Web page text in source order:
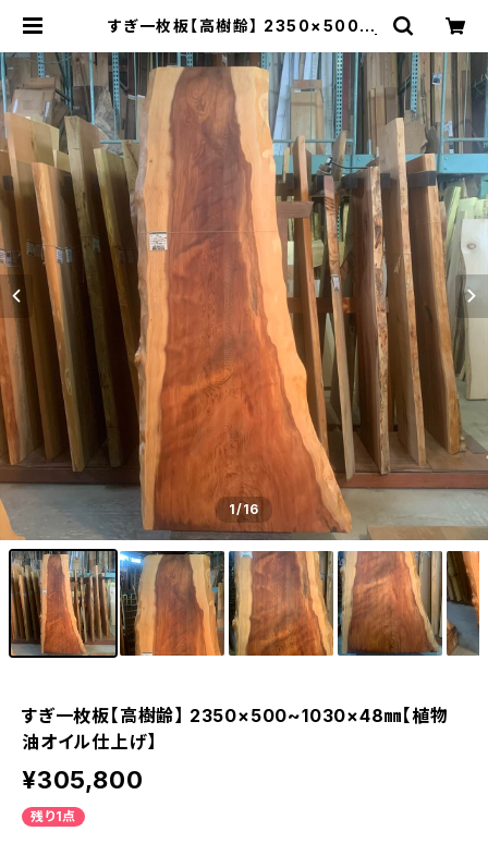
すぎ一枚板【高樹齢】 2350×500~1
木の店さんもく
1/16
すぎ一枚板【高樹齢】 2350×500~1030×48㎜【植物
油オイル仕上げ】
¥305,800
残り1点